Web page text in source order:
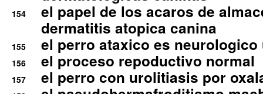
154
el papel de los acaros de
dermatitis atopica canina
155 el perro ataxico es
156 el proceso repoductivo normal
157 el perro con urolitiasis por